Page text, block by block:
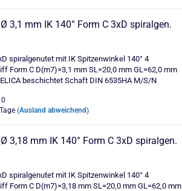
3,1 mm IK 140° Form C 3xD spiralgen.
spiralgenutet mit IK Spitzenwinkel 140° 4
Form C D(m7)=3,1 mm SL=20,0 mm GL=62,0 mm
beschichtet Schaft DIN 6535HA M/S/N
(Ausland abweichend)
3,18 mm IK 140° Form C 3xD spiralgen.
spiralgenutet mit IK Spitzenwinkel 140° 4
Form C D(m7)=3,18 mm SL=20,0 mm GL=62,0 mm